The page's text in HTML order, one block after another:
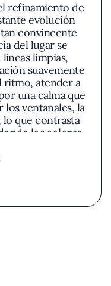
refinamiento de
evolución
convincente
del lugar se
limpias,
suavemente
ritmo, atender a
una calma que
los ventanales, la
lo que contrasta
los colores
favorecer la
innovación y